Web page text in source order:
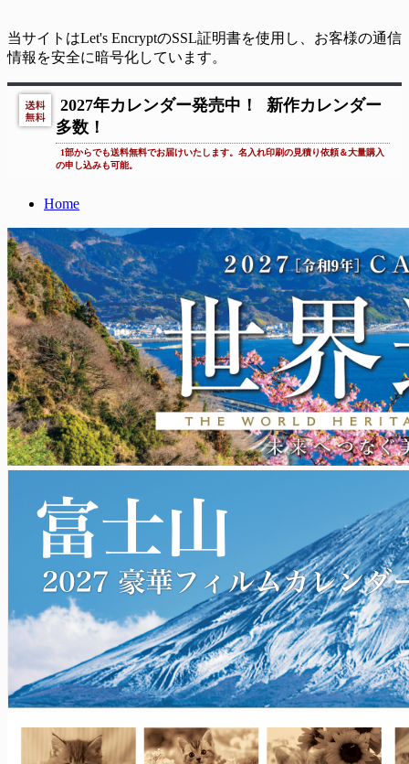
当サイトはLet's EncryptのSSL証明書を使用し、お客様の通信
情報を安全に暗号化しています。
2027年カレンダー発売中！
新作カレンダー
多数！
1部からでも送料無料でお届けいたします。名入れ印刷の見積り依頼＆大量購入
の申し込みも可能。
Home